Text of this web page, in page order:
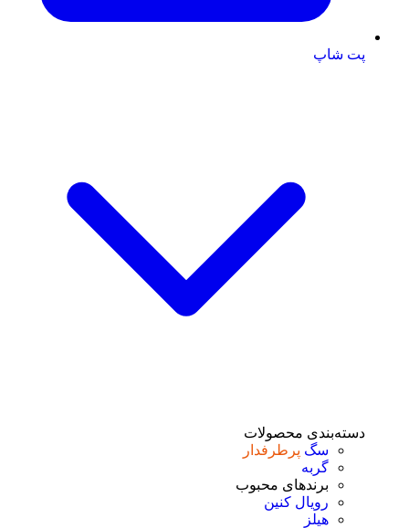
پت شاپ
دسته‌بندی محصولات
سگ پرطرفدار
گربه
برندهای محبوب
رویال کنین
هیلز